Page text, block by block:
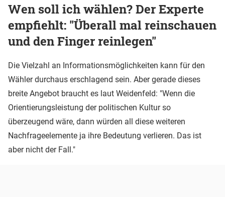
Wen soll ich wählen? Der Experte
empfiehlt: "Überall mal reinschauen
und den Finger reinlegen"
Die Vielzahl an Informationsmöglichkeiten kann für den
Wähler durchaus erschlagend sein. Aber gerade dieses
breite Angebot braucht es laut Weidenfeld: "Wenn die
Orientierungsleistung der politischen Kultur so
überzeugend wäre, dann würden all diese weiteren
Nachfrageelemente ja ihre Bedeutung verlieren. Das ist
aber nicht der Fall."